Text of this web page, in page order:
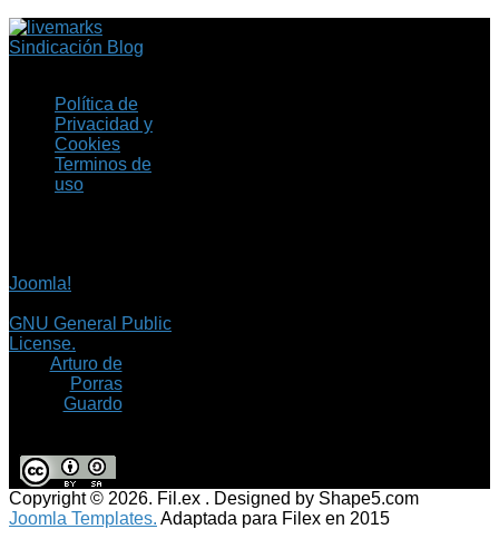
Sindicación Blog
Política de
Privacidad y
Cookies
Terminos de
uso
Joomla!
GNU General Public
License.
Arturo de
Porras
Guardo
Copyright © 2026. Fil.ex . Designed by Shape5.com
Joomla Templates. Adaptada para Filex en 2015